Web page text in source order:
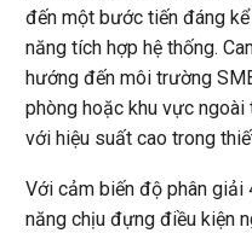
đến một bước tiến đáng
năng tích hợp hệ thống.
hướng đến môi trường
phòng hoặc khu vực
với hiệu suất cao trong
Với cảm biến độ phân giải
năng chịu đựng điều kiện